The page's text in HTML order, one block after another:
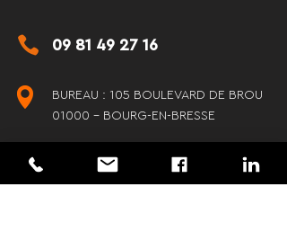
09 81 49 27 16
BUREAU : 105 BOULEVARD DE BROU
01000 - BOURG-EN-BRESSE
COURRIER : 116 IMPASSE DU CANTON